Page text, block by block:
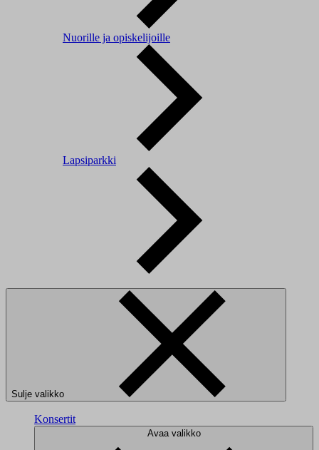
Nuorille ja opiskelijoille
Lapsiparkki
Sulje valikko
Konsertit
Avaa valikko